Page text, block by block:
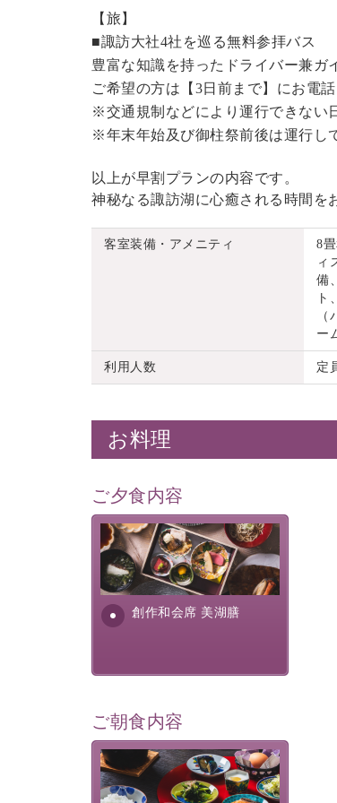
【旅】
■諏訪大社4社を巡る無料参拝バス
豊富な知識を持ったドライバー兼ガ
ご希望の方は【3日前まで】にお電話
※交通規制などにより運行できない
※年末年始及び御柱祭前後は運行し
以上が早割プランの内容です。
神秘なる諏訪湖に心癒される時間を
客室装備・アメニティ
8
ィ
備
ト
ー
利用人数 定
お料理
ご夕食内容
創作和会席 美湖膳
美湖膳とは諏訪の地で特別を
提供する為に料理長・神原 裕
明が考え出した創作和会席で
す。美しい諏訪湖の幸...
ご朝食内容
さっぱりとした和食膳に使わ
れる食材は、諏訪の名産品を